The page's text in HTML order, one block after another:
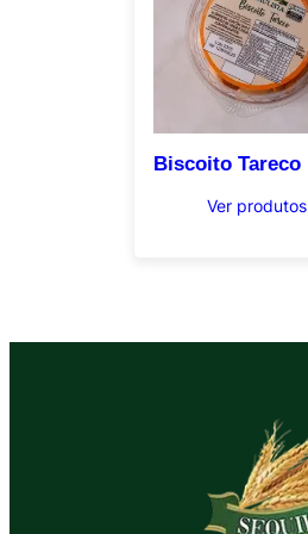
Biscoito Tareco
Ver produtos